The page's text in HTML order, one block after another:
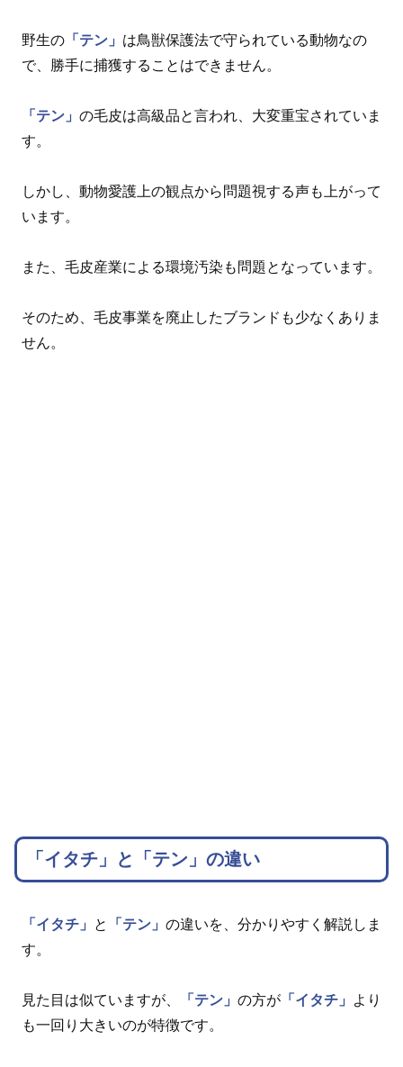
野生の 「テン」 は鳥獣保護法で守られている動物なの
で、勝手に捕獲することはできません。
「テン」 の毛皮は高級品と言われ、大変重宝されていま
す。
しかし、動物愛護上の観点から問題視する声も上がって
います。
また、毛皮産業による環境汚染も問題となっています。
そのため、毛皮事業を廃止したブランドも少なくありま
せん。
「イタチ」と「テン」の違い
「イタチ」 と 「テン」 の違いを、分かりやすく解説しま
す。
見た目は似ていますが、 「テン」 の方が 「イタチ」
より
も一回り大きいのが特徴です。